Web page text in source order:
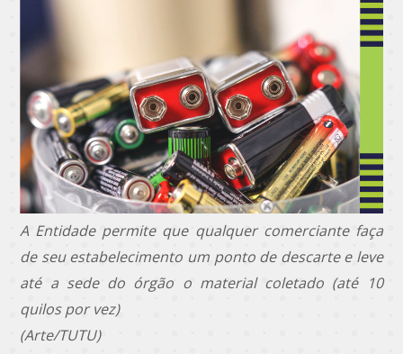
A Entidade permite que qualquer comerciante faça
de seu estabelecimento um ponto de descarte e leve
até a sede do órgão o material coletado (até 10
quilos por vez)
(Arte/TUTU)